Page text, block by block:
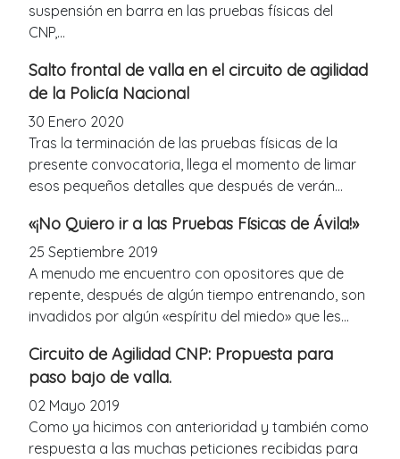
suspensión en barra en las pruebas físicas del
CNP,...
Salto frontal de valla en el circuito de agilidad
de la Policía Nacional
30 Enero 2020
Tras la terminación de las pruebas físicas de la
presente convocatoria, llega el momento de limar
esos pequeños detalles que después de verán...
«¡No Quiero ir a las Pruebas Físicas de Ávila!»
25 Septiembre 2019
A menudo me encuentro con opositores que de
repente, después de algún tiempo entrenando, son
invadidos por algún «espíritu del miedo» que les...
Circuito de Agilidad CNP: Propuesta para
paso bajo de valla.
02 Mayo 2019
Como ya hicimos con anterioridad y también como
respuesta a las muchas peticiones recibidas para